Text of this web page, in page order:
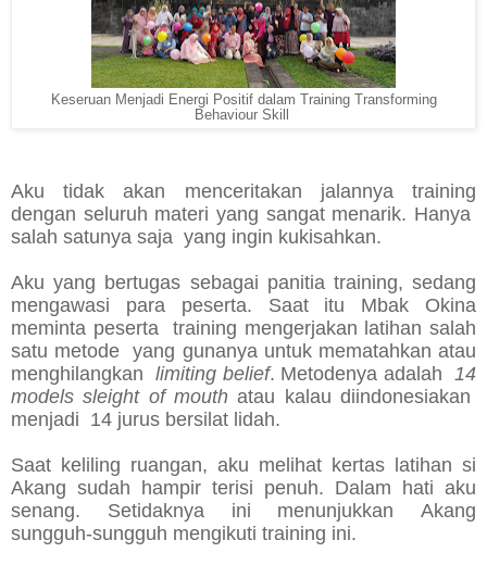
Keseruan Menjadi Energi Positif dalam Training Transforming
Behaviour Skill
Aku tidak akan menceritakan jalannya training
dengan seluruh materi yang sangat menarik. Hanya
salah satunya saja yang ingin kukisahkan.
Aku yang bertugas sebagai panitia training, sedang
mengawasi para peserta. Saat itu Mbak Okina
meminta peserta training mengerjakan latihan salah
satu metode yang gunanya untuk mematahkan atau
menghilangkan limiting belief. Metodenya adalah 14
models sleight of mouth atau kalau diindonesiakan
menjadi 14 jurus bersilat lidah.
Saat keliling ruangan, aku melihat kertas latihan si
Akang sudah hampir terisi penuh. Dalam hati aku
senang. Setidaknya ini menunjukkan Akang
sungguh-sungguh mengikuti training ini.